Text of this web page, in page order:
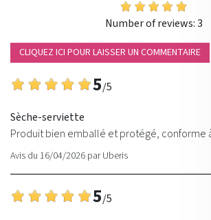
Number of reviews:3
CLIQUEZ ICI POUR LAISSER UN COMMENTAIRE
5/5
Sèche-serviette
Produit bien emballé et protégé, conforme
Avis du 16/04/2026 parUberis
5/5